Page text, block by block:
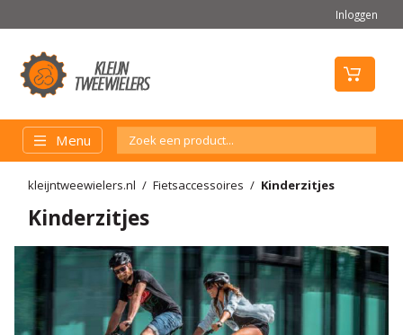
Inloggen
Menu
kleijntweewielers.nl Fietsaccessoires Kinderzitjes
Kinderzitjes